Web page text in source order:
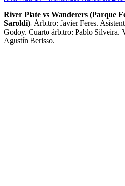
River Plate vs Wanderers (Parque
Saroldi). Árbitro: Javier Feres.
Godoy. Cuarto árbitro: Pablo Silveira.
Agustín Berisso.